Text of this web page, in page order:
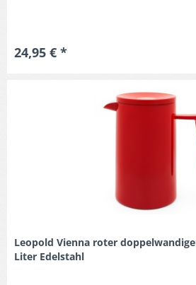
24,95 € *
Leopold Vienna roter
Liter Edelstahl